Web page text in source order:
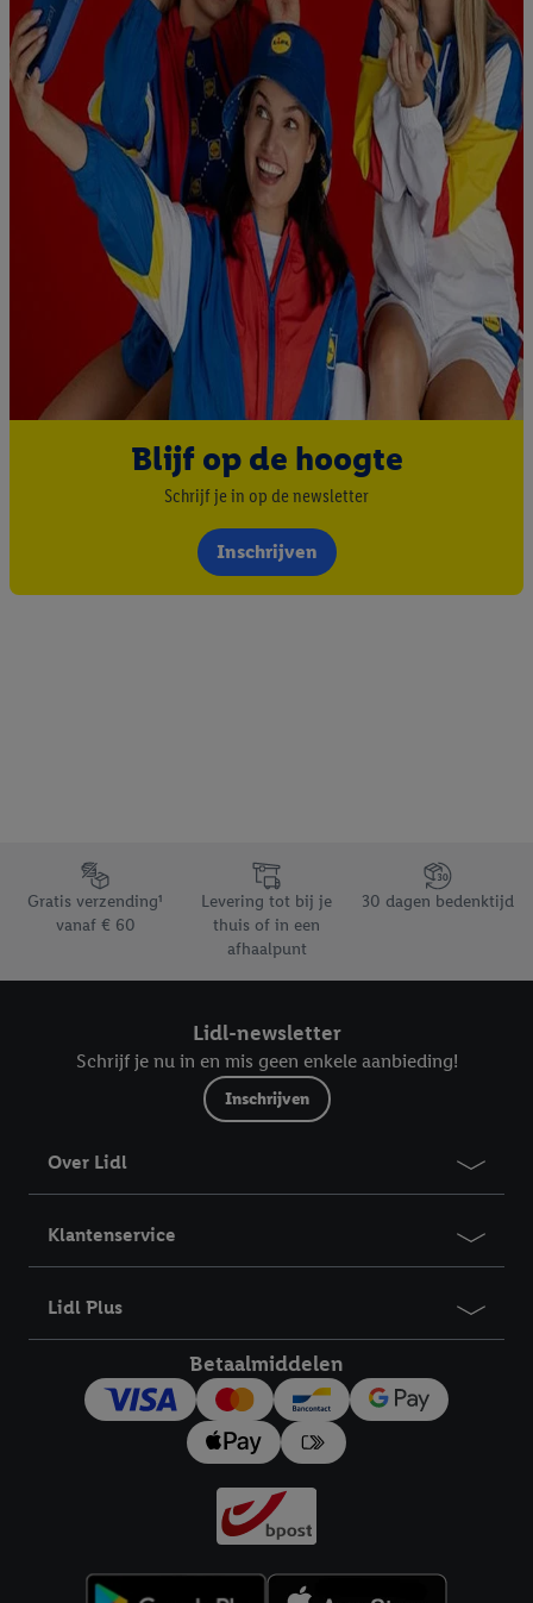
Blijf op de hoogte
Schrijf je in op de newsletter
Inschrijven
Footerelement met de verschillende USPs van Lidl.be
Gratis verzending¹
vanaf € 60
Levering tot bij je
thuis of in een
afhaalpunt
30 dagen bedenktijd
Lidl-newsletter
Schrijf je nu in en mis geen enkele aanbieding!
Inschrijven
Over Lidl
Klantenservice
Lidl Plus
Betaalmiddelen